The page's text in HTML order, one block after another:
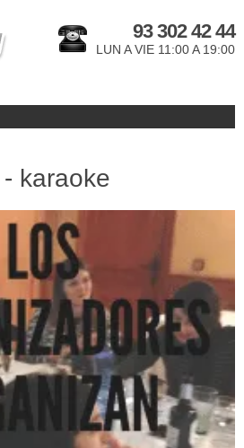
93 302 42 44
LUN A VIE 11:00 A 19:00
karaoke